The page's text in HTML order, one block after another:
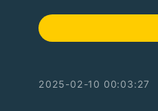
2025-02-10 00:03:27